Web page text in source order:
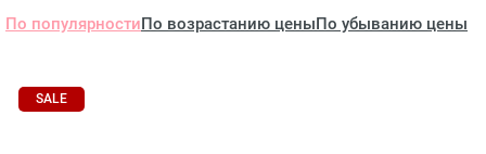
По популярностиПо возрастанию ценыПо убыванию цены
SALE